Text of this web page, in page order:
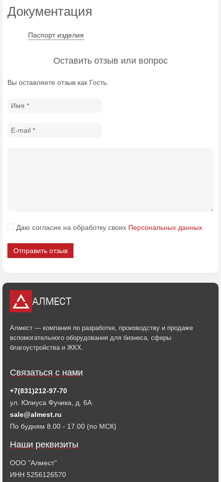
Документация
Паспорт изделия
Оставить отзыв или вопрос
Вы оставляете отзыв как Гость.
Даю согласие на обработку своих Персональных данных
Отправить отзыв
АЛМЕСТ
Алмест — компания по разработке, производству и продаже
вспомогательного оборудования для бизнеса, сферы
благоустройства и ЖКХ.
Связаться с нами
+7(831)212-97-70
ул. Юлиуса Фучика, д. 6А
sale@almest.ru
По будням 8.00 - 17.00 (по МСК)
Наши реквизиты
ООО "Алмест"
ИНН 5256126570